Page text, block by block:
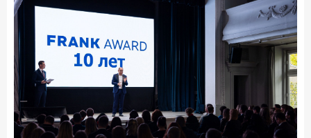
«Честность — индустриальный стандарт»: как банки
завоевывают лояльность private-клиентов
Рассылка Frank RG
Итоги недели, наша трактовка основных событий
на банковском рынке